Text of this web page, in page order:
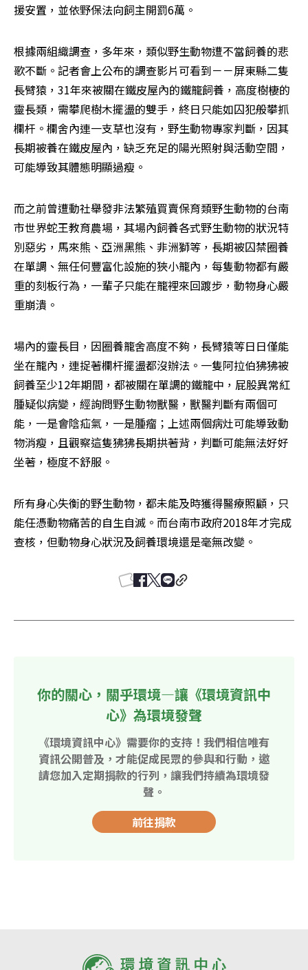
援安置，並依野保法向飼主開罰6萬。
根據兩組織調查，多年來，類似野生動物遭不當飼養的悲
歌不斷。記者會上公布的調查影片可看到－－屏東縣二隻
長臂猿，31年來被關在鐵皮屋內的鐵籠飼養，高度樹棲的
靈長類，需攀爬樹木擺盪的雙手，終日只能如囚犯般攀抓
欄杆。欄舍內連一支草也沒有，野生動物專家判斷，因其
長期被養在鐵皮屋內，缺乏充足的陽光照射與活動空間，
可能導致其體態明顯過瘦。
而之前曾遭動社舉發非法繁殖買賣保育類野生動物的台南
市世界蛇王教育農場，其場內飼養各式野生動物的狀況特
別惡劣，馬來熊、亞洲黑熊、非洲獅等，長期被囚禁圈養
在單調、無任何豐富化設施的狹小籠內，每隻動物都有嚴
重的刻板行為，一輩子只能在籠裡來回踱步，動物身心嚴
重崩潰。
場內的靈長目，因圈養籠舍高度不夠，長臂猿等日日僅能
坐在籠內，連捉著欄杆擺盪都沒辦法。一隻阿拉伯狒狒被
飼養至少12年期間，都被關在單調的鐵籠中，屁股異常紅
腫疑似病變，經詢問野生動物獸醫，獸醫判斷有兩個可
能，一是會陰疝氣，一是腫瘤；上述兩個病灶可能導致動
物消瘦，且觀察這隻狒狒長期拱著背，判斷可能無法好好
坐著，極度不舒服。
所有身心失衡的野生動物，都未能及時獲得醫療照顧，只
能任憑動物痛苦的自生自滅。而台南市政府2018年才完成
查核，但動物身心狀況及飼養環境還是毫無改變。
你的關心，關乎環境—讓《環境資訊中
心》為環境發聲
《環境資訊中心》需要你的支持！我們相信唯有
資訊公開普及，才能促成民眾的參與和行動，邀
請您加入定期捐款的行列，讓我們持續為環境發
聲。
前往捐款